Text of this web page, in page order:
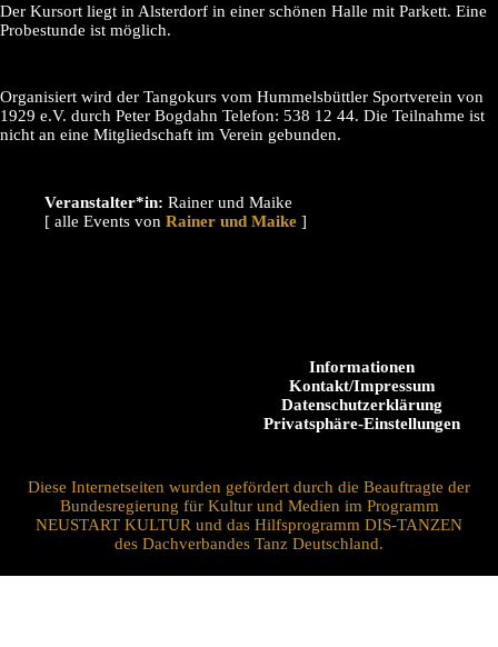
Der Kursort liegt in Alsterdorf in einer schönen Halle mit Parkett. Eine
Probestunde ist möglich.
Organisiert wird der Tangokurs vom Hummelsbüttler Sportverein von
1929 e.V. durch Peter Bogdahn Telefon: 538 12 44. Die Teilnahme ist
nicht an eine Mitgliedschaft im Verein gebunden.
Veranstalter*in: Rainer und Maike
[ alle Events von
]
Informationen
Kontakt/Impressum
Datenschutzerklärung
Privatsphäre-Einstellungen
Diese Internetseiten wurden gefördert durch die Beauftragte der
Bundesregierung für Kultur und Medien im Programm
NEUSTART KULTUR und das Hilfsprogramm DIS-TANZEN
des Dachverbandes Tanz Deutschland.